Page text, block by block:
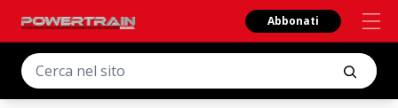
Abbonati